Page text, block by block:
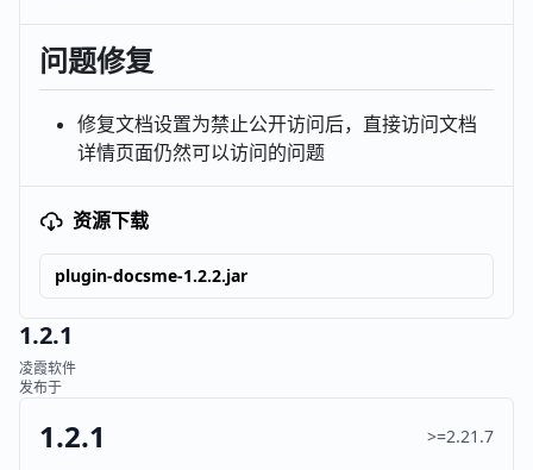
问题修复
修复文档设置为禁止公开访问后，直接访问文档
详情页面仍然可以访问的问题
资源下载
plugin-docsme-1.2.2.jar
1.2.1
凌霞软件
发布于
1.2.1 >=2.21.7